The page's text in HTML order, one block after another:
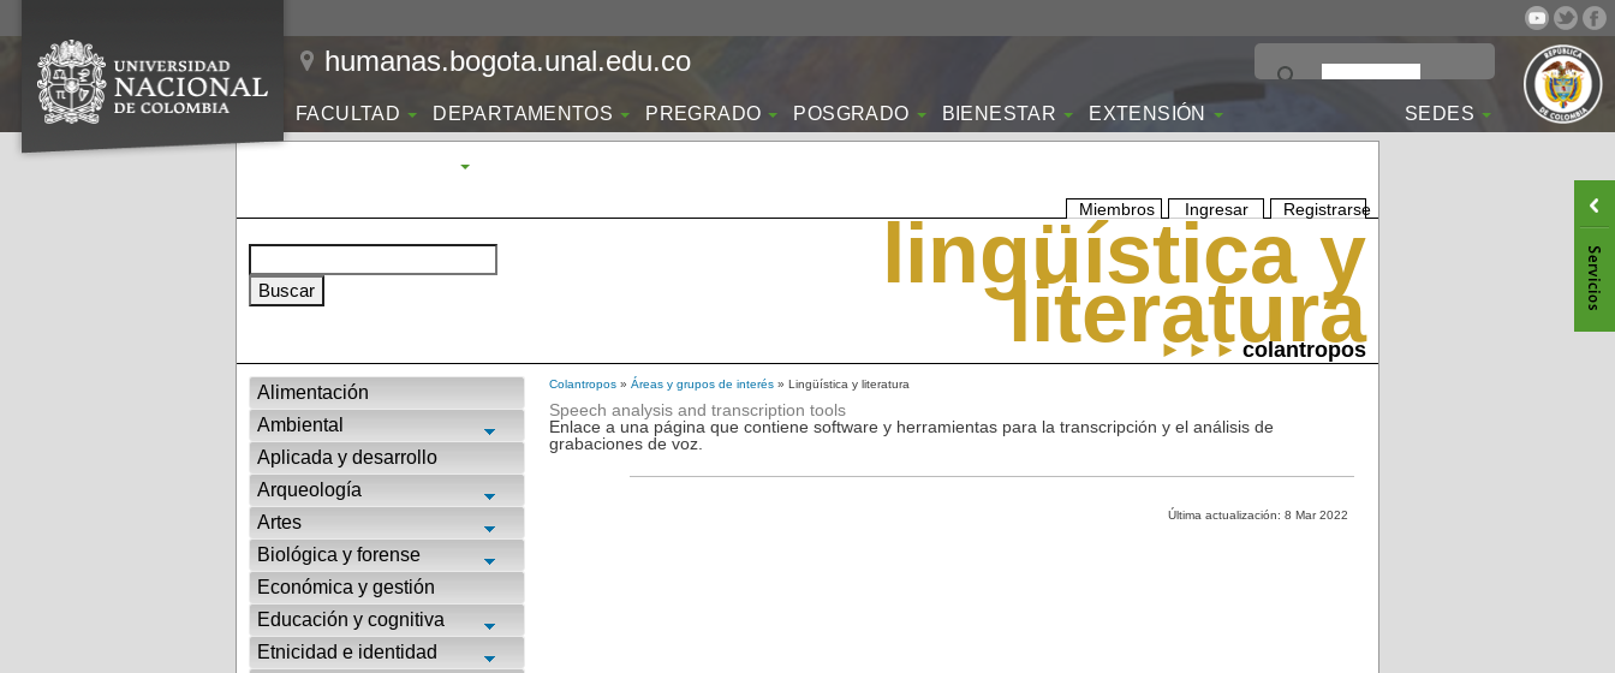
humanas.bogota.unal.edu.co
SEDES
FACULTAD DEPARTAMENTOS PREGRADO POSGRADO BIENESTAR EXTENSIÓN
Miembros Ingresar Registrarse
lingüística y
literatura
► ► ► colantropos
Alimentación
Ambiental
Aplicada y desarrollo
Arqueología
Artes
Biológica y forense
Económica y gestión
Educación y cognitiva
Etnicidad e identidad
Colantropos » Áreas y grupos de interés » Lingüística y literatura
Speech analysis and transcription tools
Enlace a una página que contiene software y herramientas para la transcripción y el análisis de
grabaciones de voz.
Última actualización: 8 Mar 2022